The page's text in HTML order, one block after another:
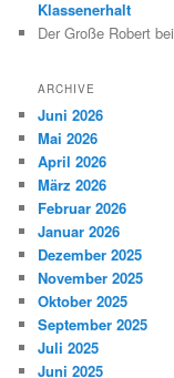
Klassenerhalt
Der Große Robert bei
ARCHIVE
Juni 2026
Mai 2026
April 2026
März 2026
Februar 2026
Januar 2026
Dezember 2025
November 2025
Oktober 2025
September 2025
Juli 2025
Juni 2025